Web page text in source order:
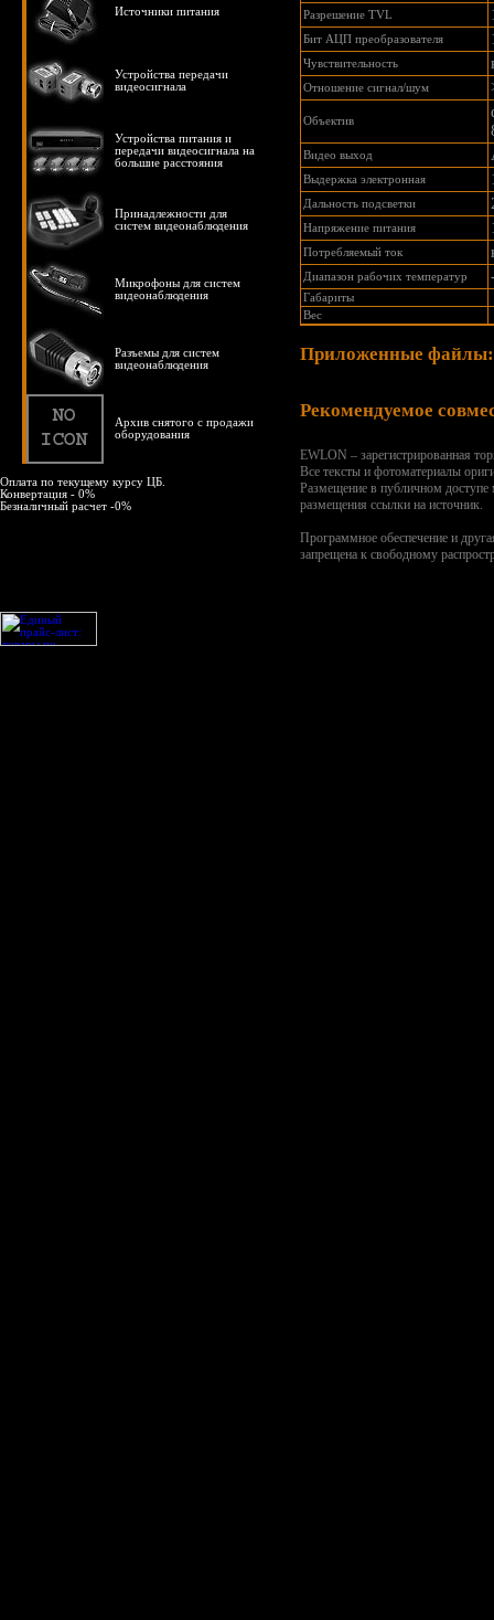
Источники питания
Устройства передачи
видеосигнала
Устройства питания и
передачи видеосигнала на
большие расстояния
Принадлежности для
систем видеонаблюдения
Микрофоны для систем
видеонаблюдения
Разъемы для систем
видеонаблюдения
Архив снятого с продажи
оборудования
Оплата по текущему курсу ЦБ.
Конвертация - 0%
Безналичный расчет -0%
Разрешение TVL
Бит АЦП преобразователя
Чувствительность
Отношение сигнал/шум
Объектив
Видео выход
Выдержка электронная
Дальность подсветки
Напряжение питания
Потребляемый ток
Диапазон рабочих температур
Габариты
Вес
Приложенные файлы:
Рекомендуемое
EWLON – зарегистрированная
Все тексты и фотоматериалы
Размещение в публичном
размещения ссылки на источник.
Программное обеспечение и
запрещена к свободному